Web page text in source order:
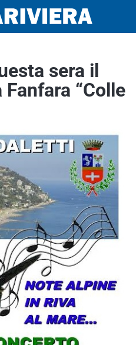
sera il
“Colle